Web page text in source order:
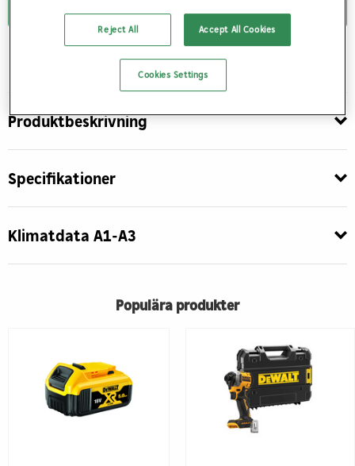
Logga in
Produktbeskrivning
Specifikationer
Klimatdata A1-A3
Populära produkter
Reject All Accept All Cookies
Cookies Settings